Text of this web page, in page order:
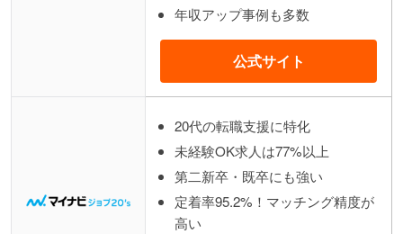
年収アップ事例も多数
公式サイト
20代の転職支援に特化
未経験OK求人は77%以上
第二新卒・既卒にも強い
定着率95.2%！マッチング精度が
高い